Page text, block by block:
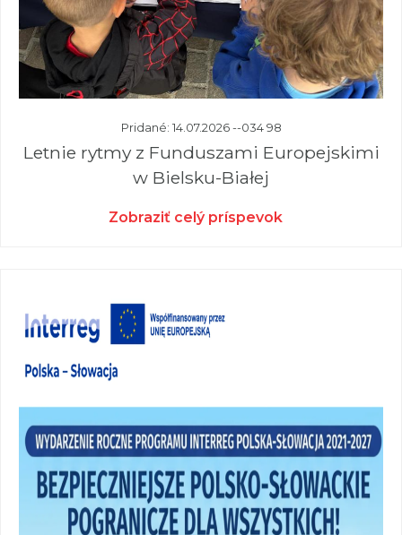
Pridané: 14.07.2026 --034 98
Letnie rytmy z Funduszami Europejskimi
w Bielsku-Białej
Zobraziť celý príspevok